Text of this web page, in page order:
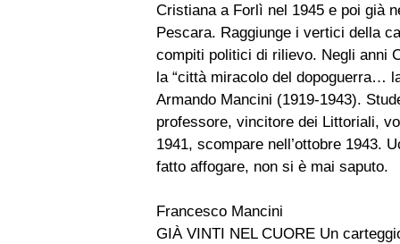
Cristiana a Forlì nel 1945 e poi già
Pescara. Raggiunge i vertici della
compiti politici di rilievo. Negli anni
la “città miracolo del dopoguerra…
Armando Mancini (1919-1943).
professore, vincitore dei Littoriali,
1941, scompare nell’ottobre 1943.
fatto affogare, non si è mai saputo.
Francesco Mancini
GIÀ VINTI NEL CUORE Un